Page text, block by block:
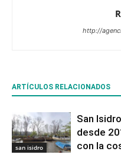
http://
ARTÍCULOS RELACIONADOS
san isidro
San
desde
con la